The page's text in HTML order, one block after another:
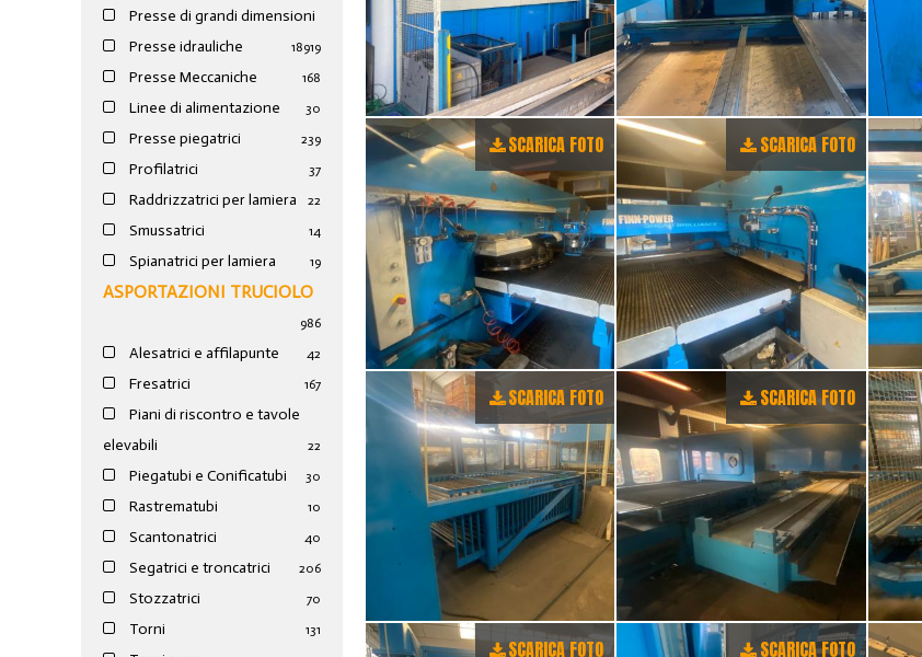
Presse di grandi dimensioni
19
Presse idrauliche 189
Presse Meccaniche 168
Linee di alimentazione 30
Presse piegatrici 239
Profilatrici 37
Raddrizzatrici per lamiera 22
Smussatrici 14
Spianatrici per lamiera 19
ASPORTAZIONI TRUCIOLO
986
Alesatrici e affilapunte 42
Fresatrici 167
Piani di riscontro e tavole
elevabili
22
Piegatubi e Conificatubi 30
Rastrematubi 10
Scantonatrici 40
Segatrici e troncatrici 206
Stozzatrici 70
Torni 131
SCARICA FOTO SCARICA FOTO
SCARICA FOTO SCARICA FOTO
SCARICA FOTO SCARICA FOTO